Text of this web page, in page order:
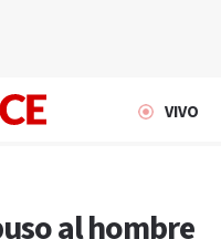
VIVO
al hombre